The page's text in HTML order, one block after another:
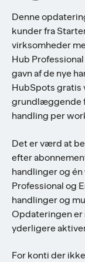
Denne
kunder fra
virksomheder
Hub
gavn af de nye
HubSpots gratis
grundlæggende
handling per
Det er værd at
efter
handlinger og
Professional og
handlinger og
Opdateringen
yderligere
For konti der